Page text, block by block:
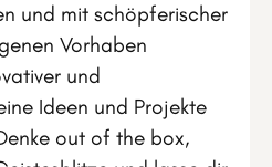
und mit schöpferischer
Vorhaben
und
Ideen und Projekte
out of the box,